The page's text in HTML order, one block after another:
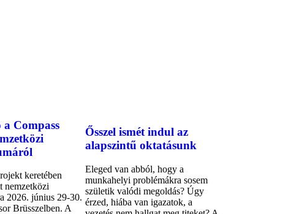
a Compass
keretében
nemzetközi
2026. június 29-30.
Brüsszelben. A
Ősszel ismét indul az
alapszintű oktatásunk
Eleged van abból, hogy a
munkahelyi problémákra sosem
születik valódi megoldás? Úgy
érzed, hiába van igazatok, a